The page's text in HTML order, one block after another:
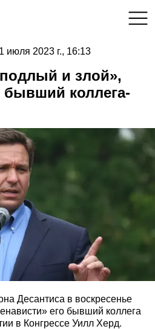
июля 2023 г., 16:13
и злой»,
бывший коллега-
Десантиса в воскресенье
его бывший коллега
в Конгрессе Уилл Херд.